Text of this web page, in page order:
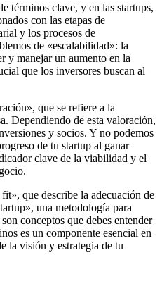
términos clave, y en las startups,
con las etapas de
y los procesos de
de «escalabilidad»: la
y manejar un aumento en la
que los inversores buscan al
que se refiere a la
Dependiendo de esta valoración,
y socios. Y no podemos
de tu startup al ganar
clave de la viabilidad y el
que describe la adecuación de
una metodología para
conceptos que debes entender
es un componente esencial en
la visión y estrategia de tu